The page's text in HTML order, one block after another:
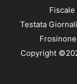
Testata
Copyright